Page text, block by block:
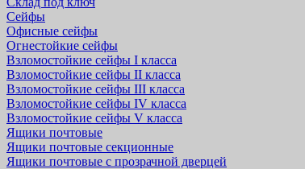
Сейфы
Офисные сейфы
Огнестойкие сейфы
Взломостойкие сейфы I класса
Взломостойкие сейфы II класса
Взломостойкие сейфы III класса
Взломостойкие сейфы IV класса
Взломостойкие сейфы V класса
Ящики почтовые
Ящики почтовые секционные
Ящики почтовые с прозрачной дверцей